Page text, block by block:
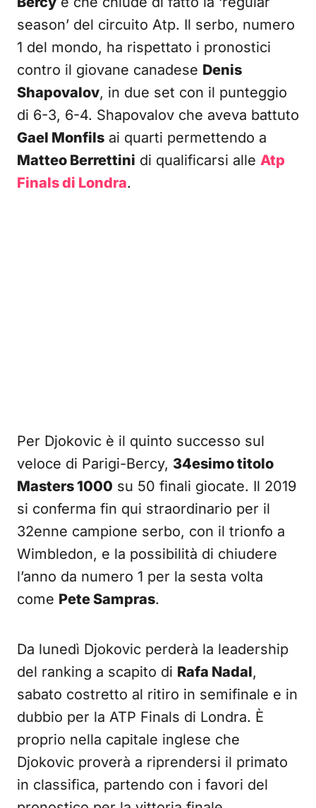
season’ del circuito Atp. Il serbo, numero
1 del mondo, ha rispettato i pronostici
contro il giovane canadese Denis
Shapovalov, in due set con il punteggio
di 6-3, 6-4. Shapovalov che aveva battuto
Gael Monfils ai quarti permettendo a
Matteo Berrettini di qualificarsi alle Atp
Finals di Londra.
Per Djokovic è il quinto successo sul
veloce di Parigi-Bercy, 34esimo titolo
Masters 1000 su 50 finali giocate. Il 2019
si conferma fin qui straordinario per il
32enne campione serbo, con il trionfo a
Wimbledon, e la possibilità di chiudere
l’anno da numero 1 per la sesta volta
come Pete Sampras.
Da lunedì Djokovic perderà la leadership
del ranking a scapito di Rafa Nadal,
sabato costretto al ritiro in semifinale e in
dubbio per la ATP Finals di Londra. È
proprio nella capitale inglese che
Djokovic proverà a riprendersi il primato
in classifica, partendo con i favori del